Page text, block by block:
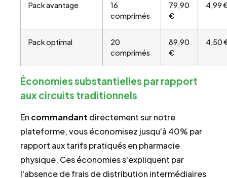
Pack avantage
16
comprimés
79,90
€
4,99
Pack optimal
20
comprimés
89,90
€
4,50
Économies substantielles par rapport
aux circuits traditionnels
En commandant directement sur notre
plateforme, vous économisez jusqu'à 40% par
rapport aux tarifs pratiqués en pharmacie
physique. Ces économies s'expliquent par
l'absence de frais de distribution intermédiaires